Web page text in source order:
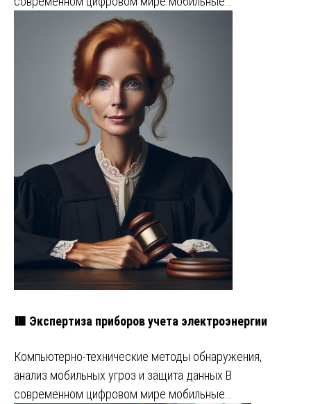
🟥 Экспертиза приборов учета электроэнергии
Компьютерно-технические методы обнаружения,
анализ мобильных угроз и защита данных В
современном цифровом мире мобильные…